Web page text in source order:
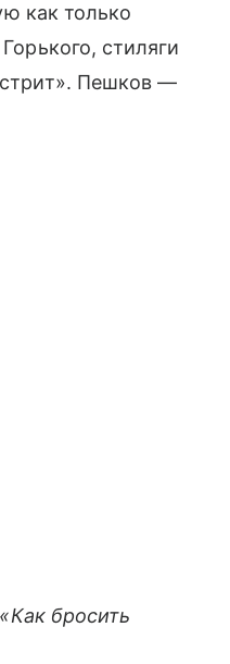
как только
стиляги
Пешков —
бросить